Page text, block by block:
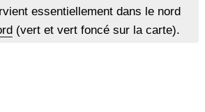
essentiellement dans le nord
(vert et vert foncé sur la carte).